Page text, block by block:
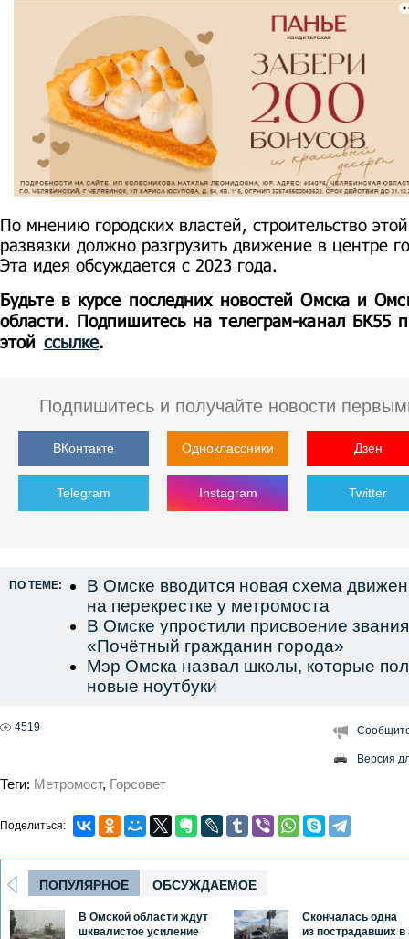
По мнению городских властей, строительство этой
развязки должно разгрузить движение в центре
Эта идея обсуждается с 2023 года.
Будьте в курсе последних новостей Омска и
области. Подпишитесь на телеграм-канал БК55
этой ссылке.
Подпишитесь и получайте новости
ВКонтакте Одноклассники Дзен
Telegram Instagram Twitter
ПО ТЕМЕ:
В Омске вводится новая схема
на перекрестке у метромоста
В Омске упростили присвоение звания
«Почётный гражданин города»
Мэр Омска назвал школы, которые
новые ноутбуки
4519
Версия
Теги: Метромост, Горсовет
Поделиться:
ПОПУЛЯРНОЕ ОБСУЖДАЕМОЕ
В Омской области ждут
шквалистое усиление
Скончалась одна
из пострадавших в